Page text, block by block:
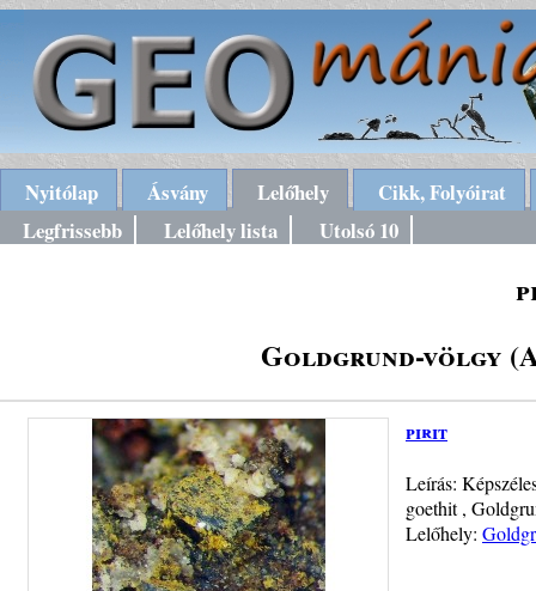
Nyitólap Ásvány Lelőhely
Cikk, Folyóirat
Legfrissebb
Lelőhely lista Utolsó 10
Goldgrund-völgy
pirit
Leírás:
goethit ,
Lelőhely: